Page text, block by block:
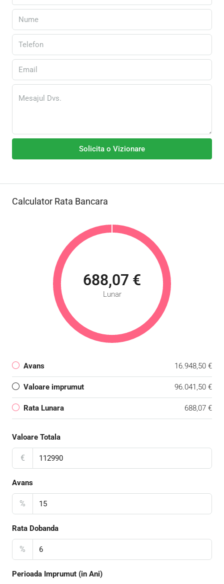
Solicita o Vizionare
Calculator Rata Bancara
688,07 €
Lunar
Avans 16.948,50 €
Valoare imprumut 96.041,50 €
Rata Lunara 688,07 €
Valoare Totala
€
Avans
%
Rata Dobanda
%
Perioada Imprumut (in Ani)